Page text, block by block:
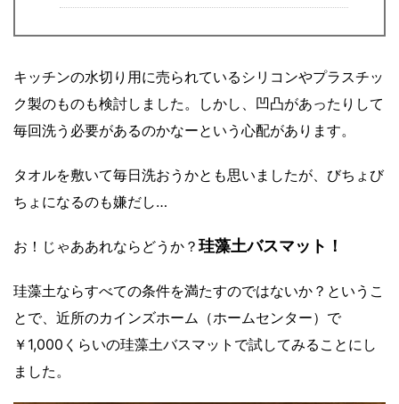
キッチンの水切り用に売られているシリコンやプラスチッ
ク製のものも検討しました。しかし、凹凸があったりして
毎回洗う必要があるのかなーという心配があります。
タオルを敷いて毎日洗おうかとも思いましたが、びちょび
ちょになるのも嫌だし…
お！じゃああれならどうか？ 珪藻土バスマット！
珪藻土ならすべての条件を満たすのではないか？というこ
とで、近所のカインズホーム（ホームセンター）で
￥1,000くらいの珪藻土バスマットで試してみることにし
ました。